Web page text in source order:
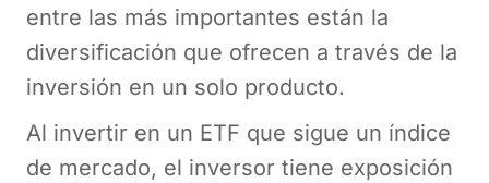
entre las más importantes están la
diversificación que ofrecen a través de la
inversión en un solo producto.
Al invertir en un ETF que sigue un índice
de mercado, el inversor tiene exposición